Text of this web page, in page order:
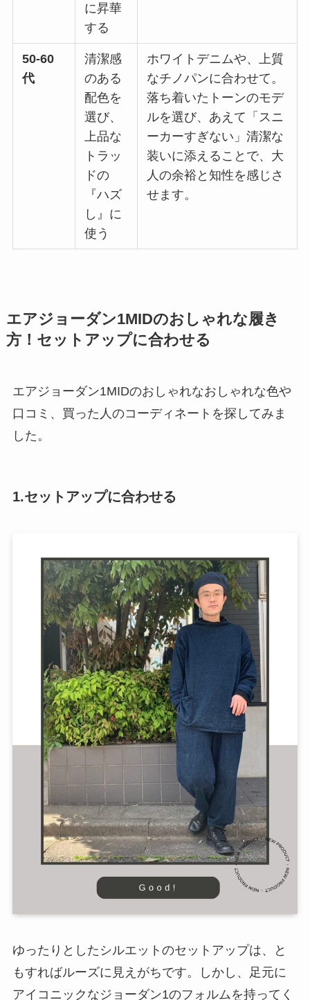
に昇華
する
50-60
代
清潔感
のある
配色を
選び、
上品な
トラッ
ドの
『ハズ
し』に
使う
ホワイトデニムや、上質
なチノパンに合わせて。
落ち着いたトーンのモデ
ルを選び、あえて「スニ
ーカーすぎない」清潔な
装いに添えることで、大
人の余裕と知性を感じさ
せます。
エアジョーダン1MIDのおしゃれな履き
方！セットアップに合わせる
エアジョーダン1MIDのおしゃれなおしゃれな色や
口コミ、買った人のコーディネートを探してみま
した。
1.セットアップに合わせる
ゆったりとしたシルエットのセットアップは、と
もすればルーズに見えがちです。しかし、足元に
アイコニックなジョーダン1のフォルムを持ってく